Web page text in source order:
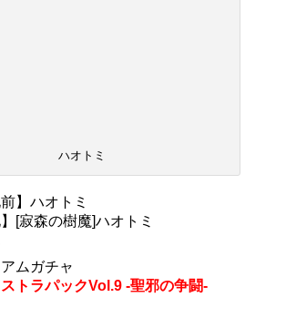
ハオトミ
前】ハオトミ
】[寂森の樹魔]ハオトミ
ムガチャ
トラパックVol.9 -聖邪の争闘-